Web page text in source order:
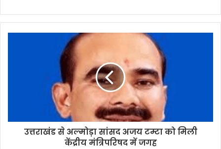
उत्तराखंड से अल्मोड़ा सांसद अजय टम्टा को मिली
केंद्रीय मंत्रिपरिषद में जगह